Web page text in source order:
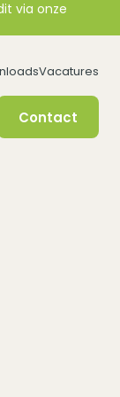
via onze
Vacatures
Contact